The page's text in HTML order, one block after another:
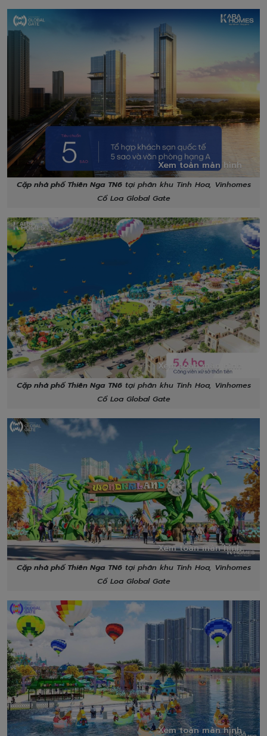
Xem toàn màn hình
Cặp nhà phố Thiên Nga TN6tại phân khu Tinh Hoa, Vinhomes
Cổ Loa Global Gate
Xem toàn màn hình
Cặp nhà phố Thiên Nga TN6tại phân khu Tinh Hoa, Vinhomes
Cổ Loa Global Gate
Xem toàn màn hình
Cặp nhà phố Thiên Nga TN6tại phân khu Tinh Hoa, Vinhomes
Cổ Loa Global Gate
Xem toàn màn hình